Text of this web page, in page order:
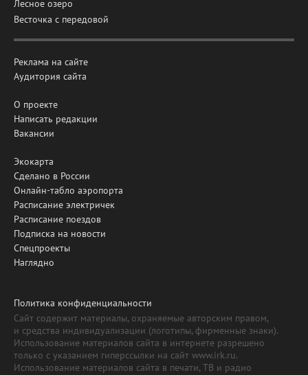
Лесное озеро
Весточка с передовой
Реклама на сайте
Аудитория сайта
О проекте
Написать редакции
Вакансии
Экокарта
Сделано в России
Онлайн-табло аэропорта
Расписание электричек
Расписание поездов
Подписка на новости
Спецпроекты
Наглядно
Политика конфиденциальности
Сайт содержит материалы, охраняемые авторским правом,
и средства индивидуализации (логотипы, фирменные знаки).
Использование материалов сайта в интернете разрешено
только с указанием гиперссылки на сайт www.irk.ru.
Использование материалов сайта в печати, ТВ и радио